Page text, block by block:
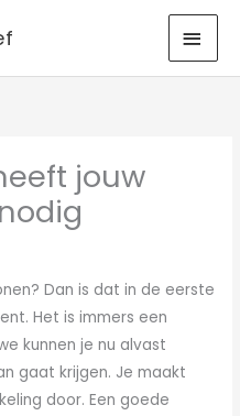
jouw
Dan is dat in de eerste
Het is immers een
kunnen je nu alvast
gaat krijgen. Je maakt
door. Een goede